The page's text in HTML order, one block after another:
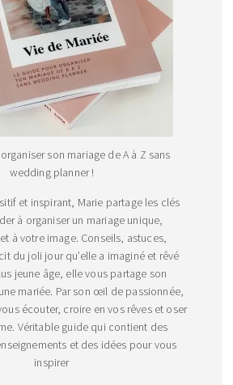
son mariage de A à Z sans
wedding planner !
et inspirant, Marie partage les clés
à organiser un mariage unique,
à votre image. Conseils, astuces,
du joli jour qu’elle a imaginé et rêvé
jeune âge, elle vous partage son
mariée. Par son œil de passionnée,
écouter, croire en vos rêves et oser
Véritable guide qui contient des
et des idées pour vous
inspirer